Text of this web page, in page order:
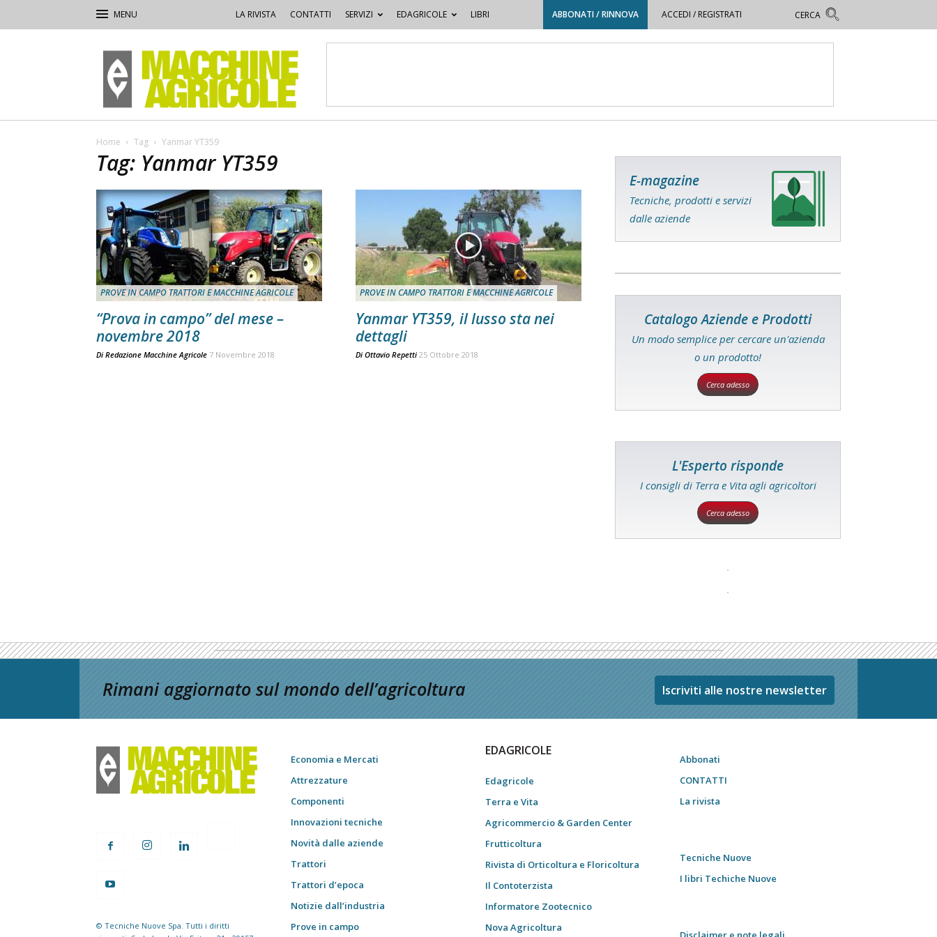
LA RIVISTA CONTATTI SERVIZI EDAGRICOLE LIBRI ABBONATI / RINNOVA ACCEDI / REGISTRATI
Macchine
Agricole
Home Tag Yanmar YT359
Tag: Yanmar YT359
PROVE IN CAMPO TRATTORI E MACCHINE AGRICOLE
“Prova in campo” del mese –
novembre 2018
Di Redazione Macchine Agricole 7 Novembre 2018
PROVE IN CAMPO TRATTORI E MACCHINE AGRICOLE
Yanmar YT359, il lusso sta nei
dettagli
Di Ottavio Repetti 25 Ottobre 2018
E-magazine
Tecniche, prodotti e servizi
dalle aziende
Catalogo Aziende e Prodotti
Un modo semplice per cercare un'azienda
o un prodotto!
Cerca adesso
L'Esperto risponde
I consigli di Terra e Vita agli agricoltori
Cerca adesso
Rimani aggiornato sul mondo dell’agricoltura Iscriviti alle nostre newsletter
© Tecniche Nuove Spa. Tutti i diritti
Economia e Mercati
Attrezzature
Componenti
Innovazioni tecniche
Novità dalle aziende
Trattori
Trattori d’epoca
Notizie dall’industria
Prove in campo
EDAGRICOLE
Edagricole
Terra e Vita
Agricommercio & Garden Center
Frutticoltura
Rivista di Orticoltura e Floricoltura
Il Contoterzista
Informatore Zootecnico
Nova Agricoltura
Abbonati
CONTATTI
La rivista
Tecniche Nuove
I libri Techiche Nuove